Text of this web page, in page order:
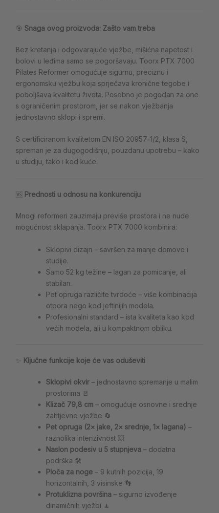
🎯 Snaga ovog proizvoda: Zašto vam treba
Bez kretanja i odgovarajuće vježbe, mišićna napetost i
bolovi u leđima samo se pogoršavaju. Toorx PTX 7000
Pilates Reformer omogućuje sigurnu, preciznu i
ergonomsku vježbu koja sprječava kronične tegobe i
poboljšava kvalitetu života. Posebno je pogodan za one
s ograničenim prostorom, jer se nakon vježbanja
jednostavno sklopi i spremi.
S certificiranom kvalitetom EN ISO 20957-1/2, klasa S,
spreman je za dugogodišnju, pouzdanu upotrebu – kako
u studiju, tako i kod kuće.
🆚 Prednosti u odnosu na konkurenciju
Mnogi reformeri zauzimaju previše prostora i ne nude
mogućnost sklapanja. Toorx PTX 7000 kombinira:
Sklopivi dizajn – savršen za manje domove i
studije.
Samo 52 kg težine – lagan za pomicanje, ali
stabilan.
Pet opruga različite tvrdoće – više kombinacija
otpora nego kod jeftinijih modela.
Profesionalni standard – ista kvaliteta kao kod
većih modela, ali u kompaktnom obliku.
✨ Ključne funkcije koje će vas oduševiti
Sklopivi okvir – jednostavno spremanje u malim
prostorima 🚪
Klizač 79,8 cm – omogućuje osnovne i srednje
zahtjevne vježbe 🔄
Pet opruga (2× jake, 2× srednje, 1× lagana) –
raznolika intenzivnost 💥
Naslon podesiv u 5 stupnjeva – dodatna
podrška 🛠️
Ploča za noge – 9 kutnih pozicija, 19
horizontalnih, 3 visinske 👣
Protuklizna površina – sigurno izvođenje
dinamičnih vježbi 🧘